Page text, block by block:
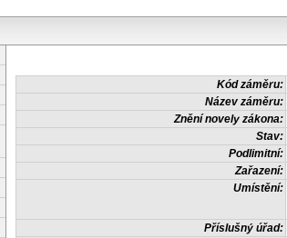
Kód záměru:
Název záměru:
Znění novely zákona:
Stav:
Podlimitní:
Zařazení:
Umístění:
Příslušný úřad: